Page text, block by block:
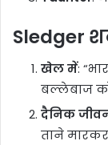
Sledger
खेल में:
बल्लेबाज
दैनिक
ताने